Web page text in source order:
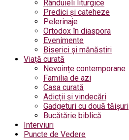
Rânduieli liturgice
Predici și cateheze
Pelerinaje
Ortodox în diaspora
Evenimente
Biserici și mănăstiri
Viață curată
Nevoințe contemporane
Familia de azi
Casa curată
Adicții și vindecări
Gadgeturi cu două tăișuri
Bucătărie biblică
Interviuri
Puncte de Vedere